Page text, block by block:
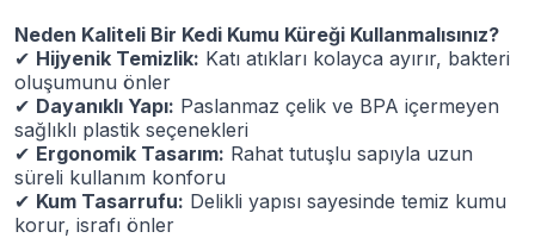
Neden Kaliteli Bir Kedi Kumu Küreği Kullanmalısınız?
✔ Hijyenik Temizlik: Katı atıkları kolayca ayırır, bakteri
oluşumunu önler
✔ Dayanıklı Yapı: Paslanmaz çelik ve BPA içermeyen
sağlıklı plastik seçenekleri
✔ Ergonomik Tasarım: Rahat tutuşlu sapıyla uzun
süreli kullanım konforu
✔ Kum Tasarrufu: Delikli yapısı sayesinde temiz kumu
korur, israfı önler